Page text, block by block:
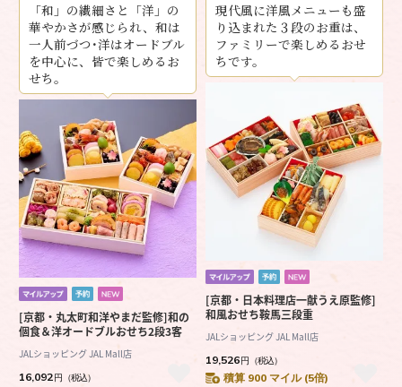
「和」の繊細さと「洋」の
華やかさが感じられ、和は
一人前づつ･洋はオードブル
を中心に、皆で楽しめるお
せち。
[京都・丸太町和洋やまだ監修]和の
個食＆洋オードブルおせち2段3客
JALショッピング JAL Mall店
16,092円 （税込）
現代風に洋風メニューも盛
り込まれた３段のお重は、
ファミリーで楽しめるおせ
ちです。
[京都・日本料理店一献うえ原監修]
和風おせち鞍馬三段重
JALショッピング JAL Mall店
19,526円 （税込）
積算 900 マイル (5倍)